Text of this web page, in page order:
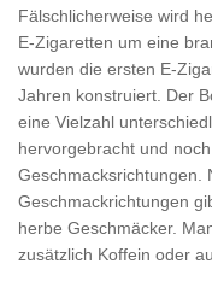
Fälschlicherweise wird
E-Zigaretten um eine
wurden die ersten E-
Jahren konstruiert. Der
eine Vielzahl
hervorgebracht und
Geschmacksrichtungen.
Geschmackrichtungen
herbe Geschmäcker.
zusätzlich Koffein oder